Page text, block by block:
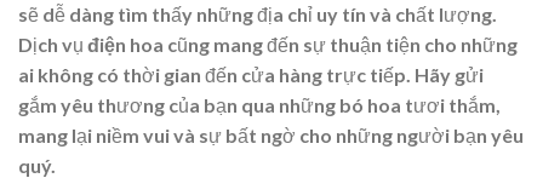
sẽ dễ dàng tìm thấy những địa chỉ uy tín và chất lượng.
Dịch vụ điện hoa cũng mang đến sự thuận tiện cho những
ai không có thời gian đến cửa hàng trực tiếp. Hãy gửi
gắm yêu thương của bạn qua những bó hoa tươi thắm,
mang lại niềm vui và sự bất ngờ cho những người bạn yêu
quý.